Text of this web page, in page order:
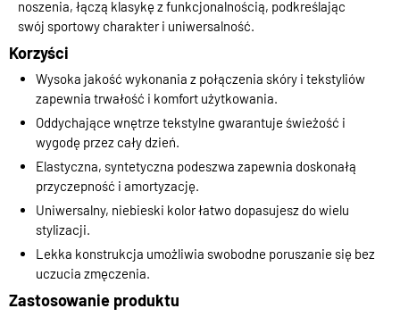
noszenia, łączą klasykę z funkcjonalnością, podkreślając
swój sportowy charakter i uniwersalność.
Korzyści
Wysoka jakość wykonania z połączenia skóry i tekstyliów
zapewnia trwałość i komfort użytkowania.
Oddychające wnętrze tekstylne gwarantuje świeżość i
wygodę przez cały dzień.
Elastyczna, syntetyczna podeszwa zapewnia doskonałą
przyczepność i amortyzację.
Uniwersalny, niebieski kolor łatwo dopasujesz do wielu
stylizacji.
Lekka konstrukcja umożliwia swobodne poruszanie się bez
uczucia zmęczenia.
Zastosowanie produktu